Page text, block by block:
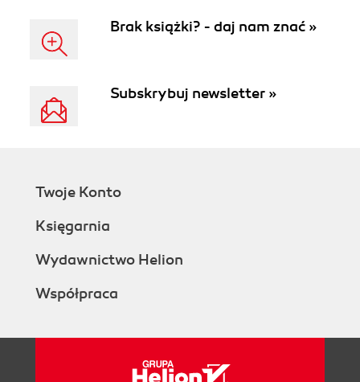
Brak książki? - daj nam znać »
Subskrybuj newsletter »
Twoje Konto
Księgarnia
Wydawnictwo Helion
Współpraca